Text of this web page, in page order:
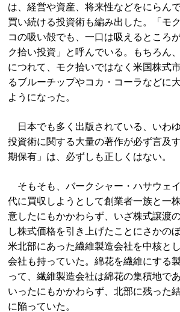
は、経営や資産、将来性などをにらん
買い続ける投資術も編み出した。「モ
コの吸い殻でも、一口は吸えるところ
ク拾い投資」と呼んでいる。もちろん
につれて、モク拾いではなく米国株式
るブルーチップやコカ・コーラなどに
ようになった。
日本でも多く出版されている、いわ
投資術に関する大量の著作が必ず言及
期保有」は、必ずしも正しくはない。
そもそも、バークシャー・ハサウェ
代に買収しようとして創業者一族と一
意したにもかかわらず、いざ株式譲渡
し株式価格を引き上げたことにさかの
米北部にあった繊維製造会社を中核と
会社も持っていた。綿花を繊維にする
って、繊維製造会社は綿花の集積地で
いったにもかかわらず、北部に残った
に陥っていた。